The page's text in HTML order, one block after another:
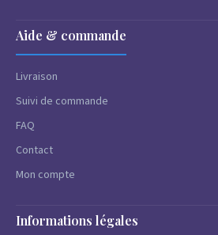
Aide & commande
Livraison
Suivi de commande
FAQ
Contact
Mon compte
Informations légales